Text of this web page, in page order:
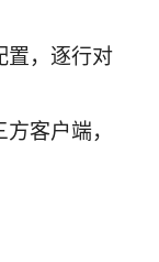
置，逐行对
客户端，